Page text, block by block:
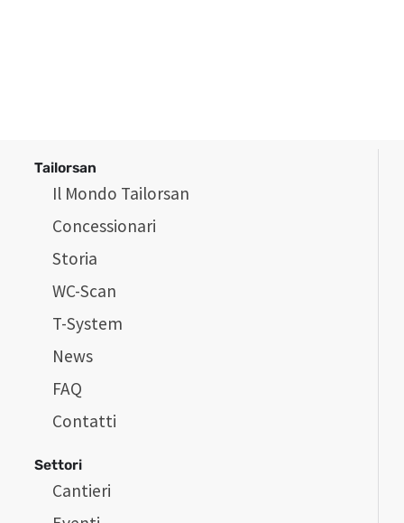
Tailorsan
Il Mondo Tailorsan
Concessionari
Storia
WC-Scan
T-System
News
FAQ
Contatti
Settori
Cantieri